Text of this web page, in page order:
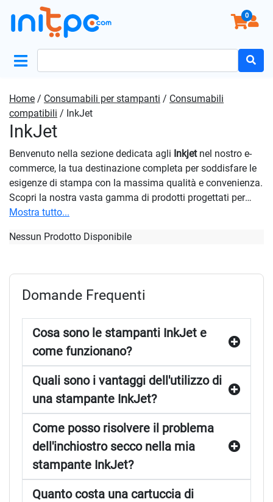
0
Home / Consumabili per stampanti / Consumabili
compatibili / InkJet
InkJet
Benvenuto nella sezione dedicata agli Inkjetnel nostro e-
commerce, la tua destinazione completa per soddisfare le
esigenze di stampa con la massima qualità e convenienza.
Scopri la nostra vasta gamma di prodotti progettati per
garantire stampe nitide e vibranti su una varietà di
soddisfare le tue esigenze di stampa quotidiane o
alta qualità su ogni tipo di documento o supporto. La
aspettative di stampa, garantendo risultati professionali e
convenienza con i nostriInkjetper dare vita alle tue idee su
Mostra tutto...
Nessun Prodotto Disponibile
Domande Frequenti
Cosa sono le stampanti InkJet e
come funzionano?
Quali sono i vantaggi dell'utilizzo di
una stampante InkJet?
Come posso risolvere il problema
dell'inchiostro secco nella mia
stampante InkJet?
Quanto costa una cartuccia di